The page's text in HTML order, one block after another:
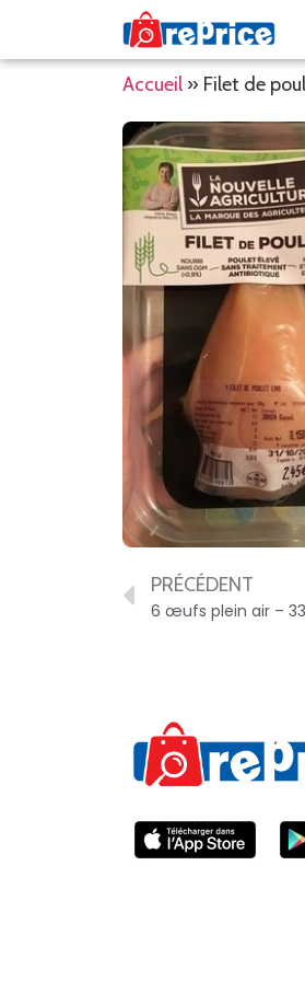
Accueil » Filet de
PRÉCÉDENT
6 œufs plein air –